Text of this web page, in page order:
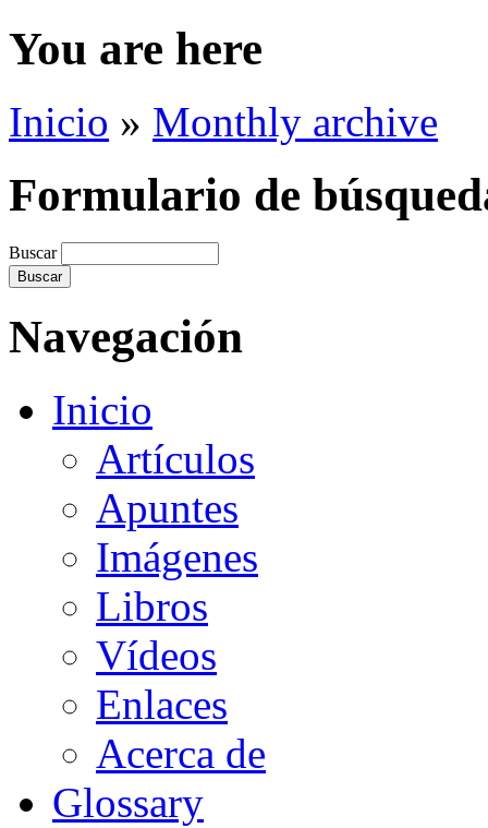
You are here
Inicio » Monthly archive
Formulario de
Buscar
Navegación
Inicio
Artículos
Apuntes
Imágenes
Libros
Vídeos
Enlaces
Acerca de
Glossary